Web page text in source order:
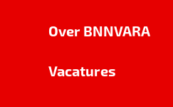
Over BNNVARA
Vacatures